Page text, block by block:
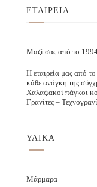
ΕΤΑΙΡΕΙΑ
Μαζί σας από το
Η εταιρεία μας από
κάθε ανάγκη της
Χαλαζιακοί πάγκοι
Γρανίτες –
ΥΛΙΚΑ
Μάρμαρα